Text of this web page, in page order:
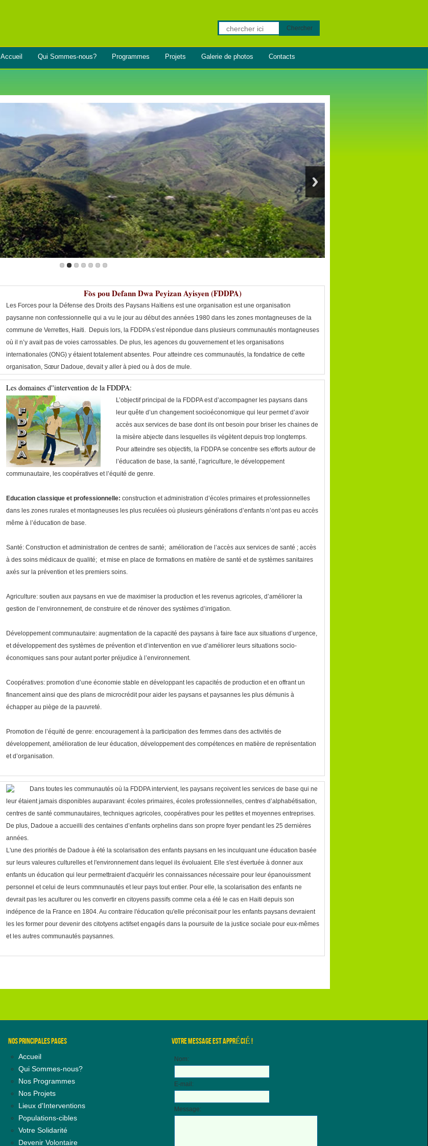
Chercher
Accueil Qui Sommes-nous? Programmes Projets Galerie de photos Contacts
Fòs pou Defann Dwa Peyizan Ayisyen (FDDPA)
Les Forces pour la Défense des Droits des Paysans Haïtiens est une organisation est une organisation
paysanne non confessionnelle qui a vu le jour au début des années 1980 dans les zones montagneuses de la
commune de Verrettes, Haiti. Depuis lors, la FDDPA s’est répondue dans plusieurs communautés montagneuses
où il n’y avait pas de voies carrossables. De plus, les agences du gouvernement et les organisations
internationales (ONG) y étaient totalement absentes. Pour atteindre ces communautés, la fondatrice de cette
organisation, Sœur Dadoue, devait y aller à pied ou à dos de mule.
Les domaines d''intervention de la FDDPA:
L’objectif principal de la FDDPA est d’accompagner les paysans dans
leur quête d’un changement socioéconomique qui leur permet d’avoir
accès aux services de base dont ils ont besoin pour briser les chaines de
la misère abjecte dans lesquelles ils végètent depuis trop longtemps.
Pour atteindre ses objectifs, la FDDPA se concentre ses efforts autour de
l’éducation de base, la santé, l’agriculture, le développement
communautaire, les coopératives et l’équité de genre.
Education classique et professionnelle: construction et administration d’écoles primaires et professionnelles
dans les zones rurales et montagneuses les plus reculées où plusieurs générations d’enfants n’ont pas eu accès
même à l’éducation de base.
Santé: Construction et administration de centres de santé; amélioration de l’accès aux services de santé ; accès
à des soins médicaux de qualité; et mise en place de formations en matière de santé et de systèmes sanitaires
axés sur la prévention et les premiers soins.
Agriculture: soutien aux paysans en vue de maximiser la production et les revenus agricoles, d’améliorer la
gestion de l’environnement, de construire et de rénover des systèmes d’irrigation.
Développement communautaire: augmentation de la capacité des paysans à faire face aux situations d’urgence,
et développement des systèmes de prévention et d’intervention en vue d’améliorer leurs situations socio-
économiques sans pour autant porter préjudice à l’environnement.
Coopératives: promotion d’une économie stable en développant les capacités de production et en offrant un
financement ainsi que des plans de microcrédit pour aider les paysans et paysannes les plus démunis à
échapper au piège de la pauvreté.
Promotion de l’équité de genre: encouragement à la participation des femmes dans des activités de
développement, amélioration de leur éducation, développement des compétences en matière de représentation
et d’organisation.
Dans toutes les communautés où la FDDPA intervient, les paysans reçoivent les services de base qui ne
leur étaient jamais disponibles auparavant: écoles primaires, écoles professionnelles, centres d’alphabétisation,
centres de santé communautaires, techniques agricoles, coopératives pour les petites et moyennes entreprises.
De plus, Dadoue a accueilli des centaines d’enfants orphelins dans son propre foyer pendant les 25 dernières
années.
L'une des priorités de Dadoue à été la scolarisation des enfants paysans en les inculquant une éducation basée
sur leurs valeures culturelles et l'environnement dans lequel ils évoluaient. Elle s'est évertuée à donner aux
enfants un éducation qui leur permettraient d'acquérir les connaissances nécessaire pour leur épanouissment
personnel et celui de leurs commnunautés et leur pays tout entier. Pour elle, la scolarisation des enfants ne
devrait pas les aculturer ou les convertir en citoyens passifs comme cela a été le cas en Haiti depuis son
indépence de la France en 1804. Au contraire l'éducation qu'elle préconisait pour les enfants paysans devraient
les les former pour devenir des citotyens actifset engagés dans la poursuite de la justice sociale pour eux-mêmes
et les autres communautés paysannes.
NOS PRINCIPALES PAGES
Accueil
Qui Sommes-nous?
Nos Programmes
Nos Projets
Lieux d'Interventions
Populations-cibles
Votre Solidarité
Devenir Volontaire
VOTRE MESSAGE EST APPRÉCIÉ !
Nom:
E-mail:
Message: